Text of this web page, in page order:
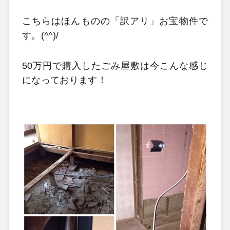
こちらはほんものの「訳アリ」お宝物件で
す。(^^)/
50万円で購入したごみ屋敷は今こんな感じ
になっております！